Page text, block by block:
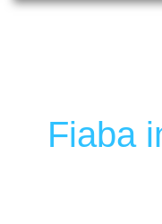
Fiaba